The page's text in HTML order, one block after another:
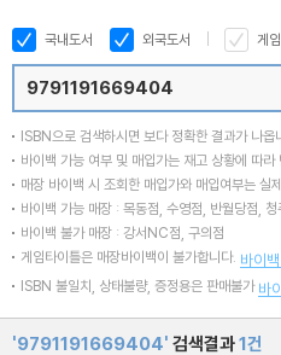
국내도서 외국도서 게
ISBN으로 검색하시면 보다 정확한 결과가 나옵
바이백 가능 여부 및 매입가는 재고 상황에 따라
매장 바이백 시 조회한 매입가와 매입여부는 실
바이백 가능 매장 : 목동점, 수영점, 반월당점,
바이백 불가 매장 : 강서NC점, 구의점
게임타이틀은 매장바이백이 불가합니다. 바이
ISBN 불일치, 상태불량, 증정용은 판매불가 바
'9791191669404' 검색결과1건